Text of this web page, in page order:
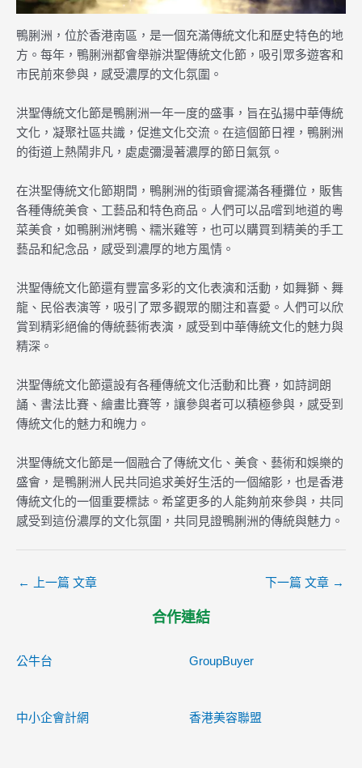
鴨脷洲，位於香港南區，是一個充滿傳統文化和歷史特色的地
方。每年，鴨脷洲都會舉辦洪聖傳統文化節，吸引眾多遊客和
市民前來參與，感受濃厚的文化氛圍。
洪聖傳統文化節是鴨脷洲一年一度的盛事，旨在弘揚中華傳統
文化，凝聚社區共識，促進文化交流。在這個節日裡，鴨脷洲
的街道上熱鬧非凡，處處彌漫著濃厚的節日氣氛。
在洪聖傳統文化節期間，鴨脷洲的街頭會擺滿各種攤位，販售
各種傳統美食、工藝品和特色商品。人們可以品嚐到地道的粵
菜美食，如鴨脷洲烤鴨、糯米雞等，也可以購買到精美的手工
藝品和紀念品，感受到濃厚的地方風情。
洪聖傳統文化節還有豐富多彩的文化表演和活動，如舞獅、舞
龍、民俗表演等，吸引了眾多觀眾的關注和喜愛。人們可以欣
賞到精彩絕倫的傳統藝術表演，感受到中華傳統文化的魅力與
精深。
洪聖傳統文化節還設有各種傳統文化活動和比賽，如詩詞朗
誦、書法比賽、繪畫比賽等，讓參與者可以積極參與，感受到
傳統文化的魅力和魄力。
洪聖傳統文化節是一個融合了傳統文化、美食、藝術和娛樂的
盛會，是鴨脷洲人民共同追求美好生活的一個縮影，也是香港
傳統文化的一個重要標誌。希望更多的人能夠前來參與，共同
感受到這份濃厚的文化氛圍，共同見證鴨脷洲的傳統與魅力。
← 上一篇 文章 下一篇 文章 →
合作連結
公牛台 GroupBuyer
中小企會計網 香港美容聯盟